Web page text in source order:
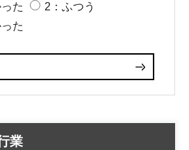
た
2：ふつう
た
業